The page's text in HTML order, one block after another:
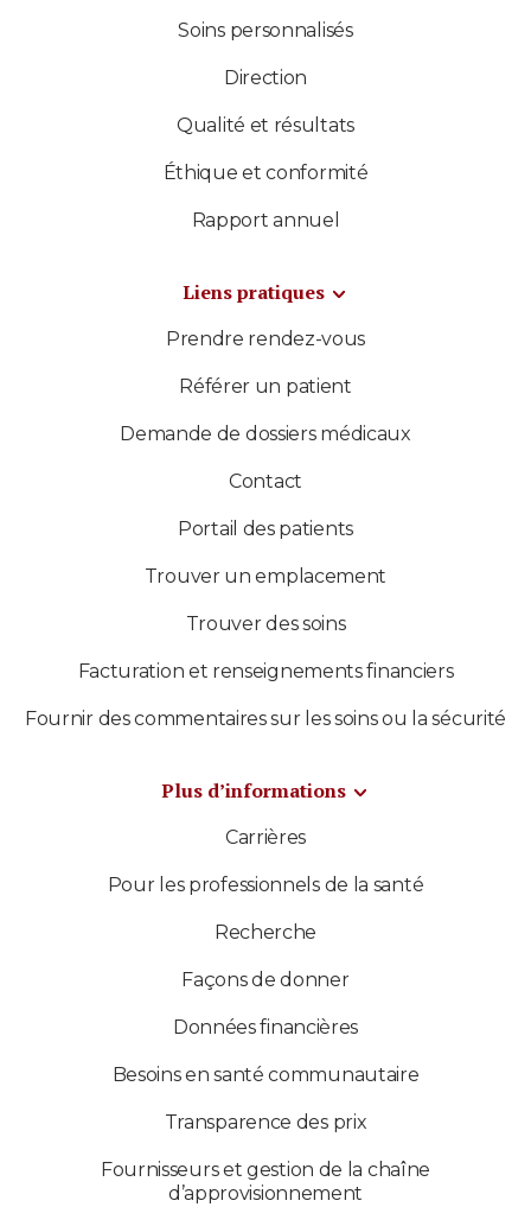
Soins personnalisés
Direction
Qualité et résultats
Éthique et conformité
Rapport annuel
Liens pratiques
Prendre rendez-vous
Référer un patient
Demande de dossiers médicaux
Contact
Portail des patients
Trouver un emplacement
Trouver des soins
Facturation et renseignements financiers
Fournir des commentaires sur les soins ou la sécurité
Plus d’informations
Carrières
Pour les professionnels de la santé
Recherche
Façons de donner
Données financières
Besoins en santé communautaire
Transparence des prix
Fournisseurs et gestion de la chaîne
d’approvisionnement